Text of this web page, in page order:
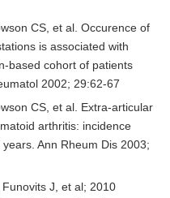
CS, et al. Occurence of
is associated with
based cohort of patients
2002; 29:62-67
CS, et al. Extra-articular
arthritis: incidence
Ann Rheum Dis 2003;
J, et al; 2010